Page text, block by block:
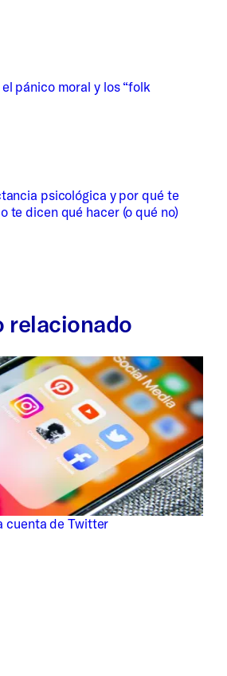
pánico moral y los “folk
psicológica y por qué te
te dicen qué hacer (o qué no)
relacionado
cuenta de Twitter